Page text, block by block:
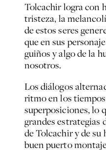
Tolcachir logra con
tristeza, la
de estos seres
que en sus
guiños y algo de la
nosotros.
Los diálogos
ritmo en los
superposiciones, lo
grandes estrategias
de Tolcachir y de su
buen puerto